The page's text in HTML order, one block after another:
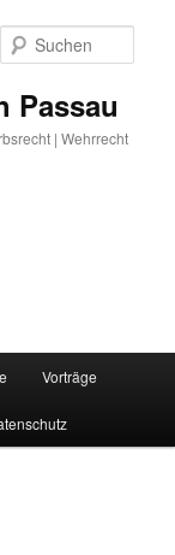
Passau
| Wehrrecht
Vorträge